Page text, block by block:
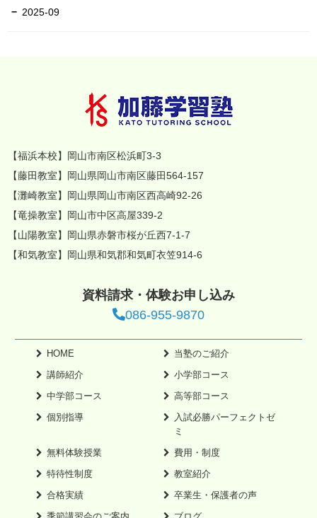
2025-09
【福浜本校】岡山市南区松浜町3-3
【藤田教室】岡山県岡山市南区藤田564-157
【灘崎教室】岡山県岡山市南区西高崎92-26
【竜操教室】岡山市中区高屋339-2
【山陽教室】岡山県赤磐市桜が丘西7-1-7
【和気教室】岡山県和気郡和気町衣笠914-6
資料請求・体験お申し込み
086-955-9870
HOME
当塾のご紹介
講師紹介
小学部コース
中学部コース
高等部コース
個別指導
入試必勝パーフェクトゼ
ミ
無料体験授業
費用・制度
特待性制度
教室紹介
合格実績
卒業生・保護者の声